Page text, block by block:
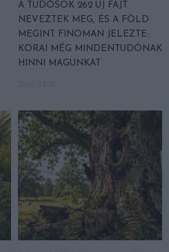
A TUDÓSOK 262 ÚJ FAJT
NEVEZTEK MEG, ÉS A FÖLD
MEGINT FINOMAN JELEZTE:
KORAI MÉG MINDENTUDÓNAK
HINNI MAGUNKAT